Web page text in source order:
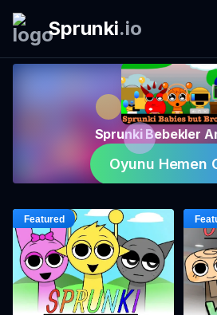
Sprunki.io
Sprunki Bebekler
Oyunu Hemen